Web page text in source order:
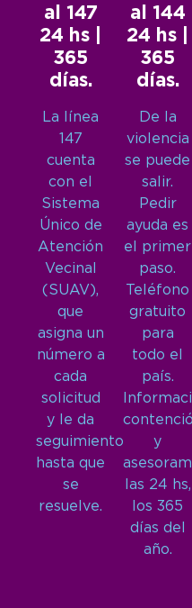
al 147
24 hs |
365
días.
La línea
147
cuenta
con el
Sistema
Único de
Atención
Vecinal
(SUAV),
que
asigna un
número a
cada
solicitud
y le da
seguimiento
hasta que
se
resuelve.
al 144
24 hs |
365
días.
De la
violencia
se puede
salir.
Pedir
ayuda es
el primer
paso.
Teléfono
gratuito
para
todo el
país.
y
las 24 hs,
los 365
días del
año.